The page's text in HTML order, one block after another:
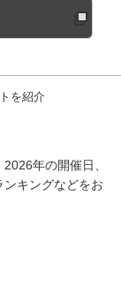
を紹介
年の開催日、
キングなどをお